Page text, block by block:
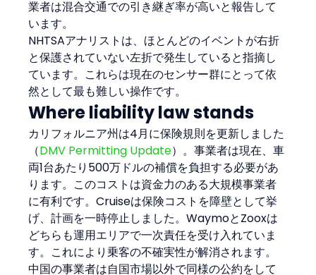
業者は混合交通での引き継ぎ率が高いと報告して
います。
NHTSAアナリストは、ほとんどのイベントが右折
と保護されていない左折で発生していると指摘し
ています。これらは現在のセンサー群にとって依
然として最も難しい操作です。
Where liability law stands
カリフォルニア州は4月に保険規則を更新しました
（DMV Permitting Update）。事業者は現在、車
両1台あたり500万ドルの補償を負担する必要があ
ります。このコストは資金力のある大規模事業者
に有利です。Cruiseは保険コストを障壁として挙
げ、計画を一時停止しました。WaymoとZooxは
どちらも運用エリアで一次責任を受け入れていま
す。これにより乗客の不確実性が解消されます。
中国の事業者は自国市場以外で同様の公約をして